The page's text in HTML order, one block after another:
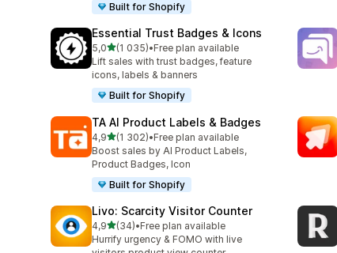
Built for Shopify
Essential Trust Badges & Icons
5,0/ 5 tähteä
(1 035)
1035 arvostelua yhteensä
•Free plan available
Lift sales with trust badges, feature
icons, labels & banners
Built for Shopify
TA AI Product Labels & Badges
4,9/ 5 tähteä
(1 302)
1302 arvostelua yhteensä
•Free plan available
Boost sales by AI Product Labels,
Product Badges, Icon
Built for Shopify
Livo: Scarcity Visitor Counter
4,9/ 5 tähteä
(34)
34 arvostelua yhteensä
•Free plan available
Hurrify urgency & FOMO with live